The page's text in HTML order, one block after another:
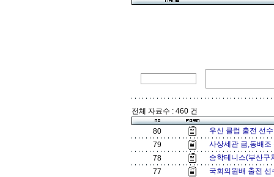
전체 자료수 : 460 건
80
우신 클럽 출전 선
79
사상세관 금,동배
78
승학테니스(부산
77
국회의원배 출전